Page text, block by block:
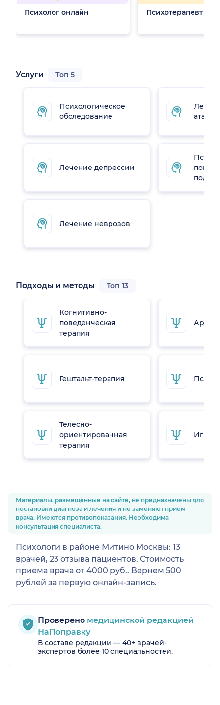
Психолог онлайн Психотерапевт
Услуги Топ 5
Психологическое
обследование
Лечение депрессии
Лечение неврозов
атак
Подходы и методы Топ 13
Когнитивно-
поведенческая
терапия
Гештальт-терапия
Телесно-
ориентированная
терапия
Арт-
Материалы, размещённые на сайте, не предназначены для
постановки диагноза и лечения и не заменяют приём
врача. Имеются противопоказания. Необходима
консультация специалиста.
Психологи в районе Митино Москвы: 13
врачей, 23 отзыва пациентов. Стоимость
приема врача от 4000 руб.. Вернем 500
рублей за первую онлайн-запись.
Проверено медицинской редакцией
НаПоправку
В составе редакции — 40+ врачей-
экспертов более 10 специальностей.